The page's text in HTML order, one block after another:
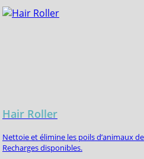
Hair Roller
Nettoie et élimine les poils d’animaux
Recharges disponibles.